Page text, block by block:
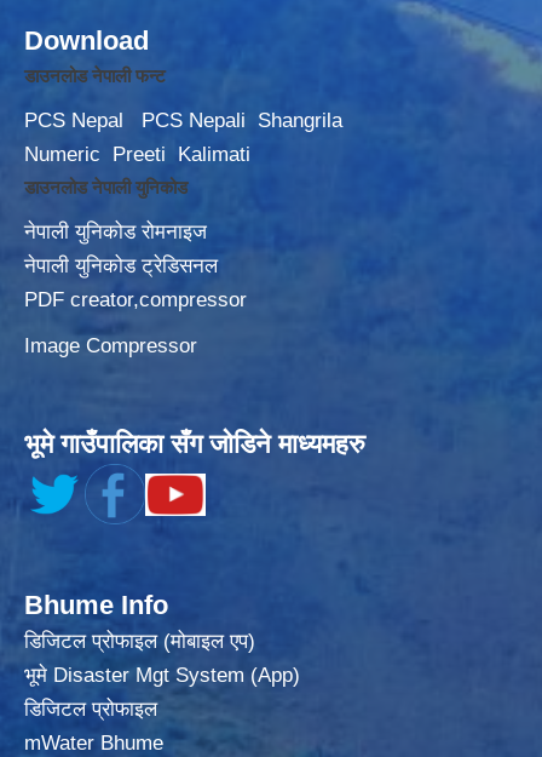
Download
डाउनलोड नेपाली फन्ट
PCS Nepal PCS Nepali
Shangrila
Numeric
Preeti Kalimati
डाउनलोड नेपाली युनिकोड
नेपाली युनिकोड रोमनाइज
नेपाली युनिकोड ट्रेडिसनल
PDF creator,compressor
Image Compressor
भूमे गाउँपालिका सँग जोडिने माध्यमहरु
Bhume Info
डिजिटल प्रोफाइल (मोबाइल एप)
भूमे Disaster Mgt System (App)
डिजिटल प्रोफाइल
mWater Bhume